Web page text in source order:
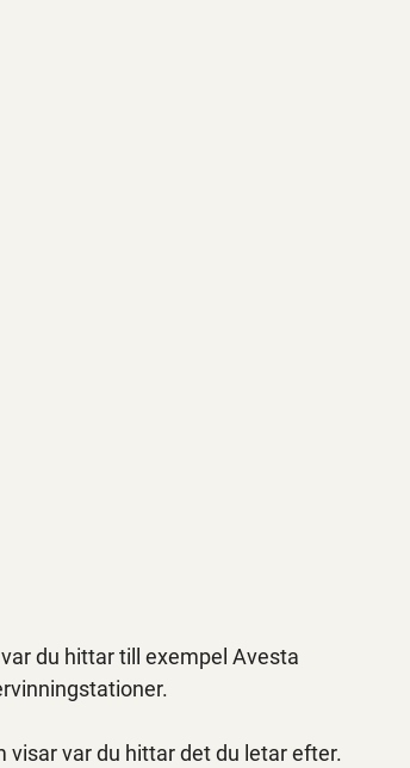
du hittar till exempel Avesta
var du hittar det du letar efter.